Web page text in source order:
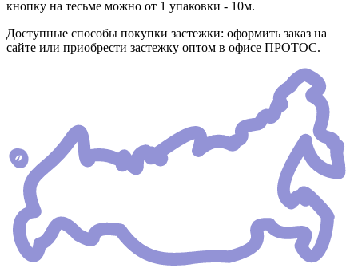
кнопку на тесьме можно от 1 упаковки - 10м.
Доступные способы покупки застежки: оформить заказ на
сайте или приобрести застежку оптом в офисе ПРОТОС.